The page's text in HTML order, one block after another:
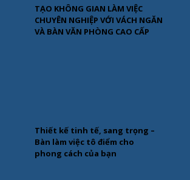
TẠO KHÔNG GIAN LÀM VIỆC
CHUYÊN NGHIỆP VỚI VÁCH NGĂN
VÀ BÀN VĂN PHÒNG CAO CẤP
Thiết kế tinh tế, sang trọng –
Bàn làm việc tô điểm cho
phong cách của bạn